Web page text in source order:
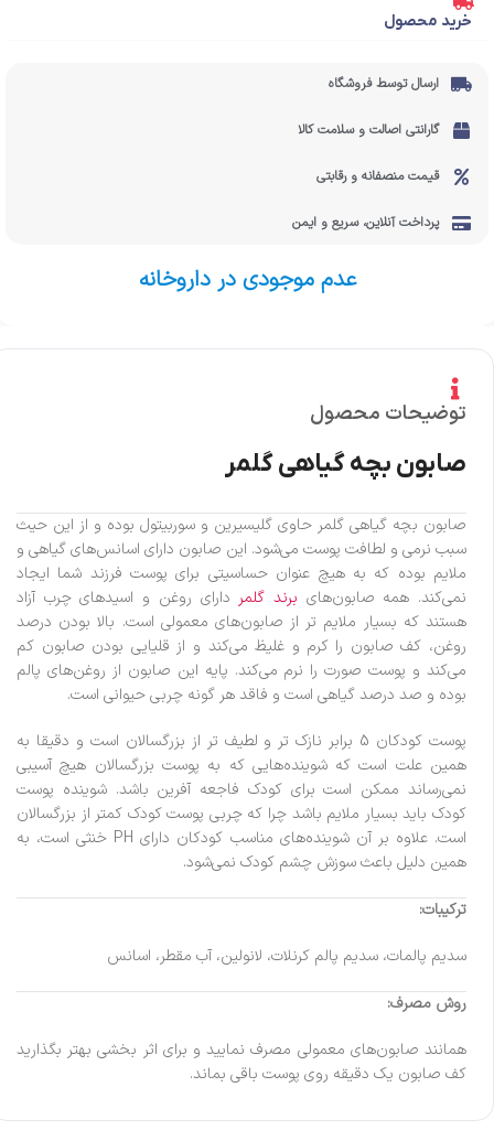
خرید محصول
ارسال توسط فروشگاه
گارانتی اصالت و سلامت کالا
قیمت منصفانه و رقابتی
پرداخت آنلاین، سریع و ایمن
عدم موجودی در داروخانه
توضیحات محصول
صابون بچه گیاهی گلمر
صابون بچه گیاهی گلمر حاوی گلیسیرین و سوربیتول بوده و از این حیث
سبب نرمی و لطافت پوست می‌شود. این صابون دارای اسانس‌های گیاهی و
ملایم بوده که به هیچ عنوان حساسیتی برای پوست فرزند شما ایجاد
نمی‌کند. همه صابون‌های برند گلمر دارای روغن و اسیدهای چرب آزاد
هستند که بسیار ملایم تر از صابون‌های معمولی است. بالا بودن درصد
روغن، کف صابون را کرم و غلیظ می‌کند و از قلیایی بودن صابون کم
می‌کند و پوست صورت را نرم می‌کند. پایه این صابون از روغن‌های پالم
بوده و صد درصد گیاهی است و فاقد هر گونه چربی حیوانی است.
پوست کودکان 5 برابر نازک تر و لطیف تر از بزرگسالان است و دقیقا به
همین علت است که شوینده‌هایی که به پوست بزرگسالان هیچ آسیبی
نمی‌رساند ممکن است برای کودک فاجعه آفرین باشد. شوینده‌ پوست
کودک باید بسیار ملایم باشد چرا که چربی پوست کودک کمتر از بزرگسالان
است. علاوه بر آن شوینده‌های مناسب کودکان دارای PH خنثی است، به
همین دلیل باعث سوزش چشم کودک نمی‌شود.
ترکیبات:
سدیم پالمات، سدیم پالم کرنلات، لانولین، آب مقطر، اسانس
روش مصرف:
همانند صابون‌های معمولی مصرف نمایید و برای اثر بخشی بهتر بگذارید
کف صابون یک دقیقه روی پوست باقی بماند.